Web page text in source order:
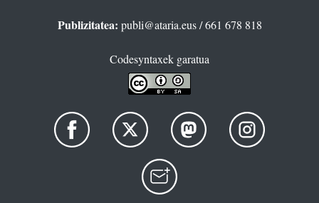
Publizitatea: publi@ataria.eus/ 661 678 818
Codesyntaxek garatua